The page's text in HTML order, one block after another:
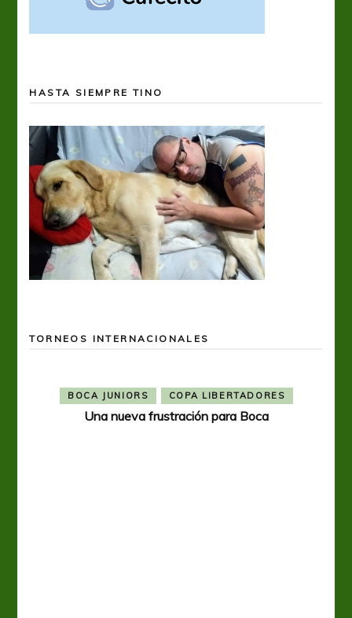
HASTA SIEMPRE TINO
TORNEOS INTERNACIONALES
BOCA JUNIORS COPA LIBERTADORES
Una nueva frustración para Boca